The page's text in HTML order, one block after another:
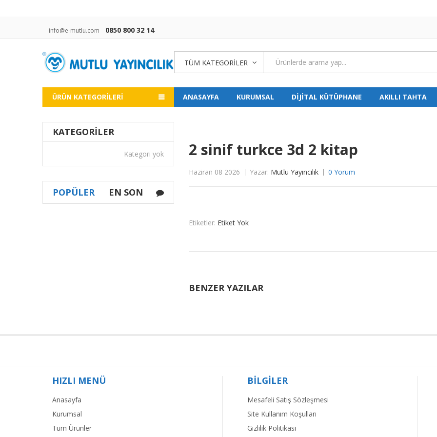
info@e-mutlu.com 0850 800 32 14
TÜM KATEGORILER
ÜRÜN KATEGORILERI ANASAYFA KURUMSAL DİJİTAL KÜTÜPHANE AKILLI TAHTA
KATEGORILER
Kategori yok
POPÜLER EN SON
2 sinif turkce 3d 2 kitap
Haziran 08 2026 Yazar: Mutlu Yayıncılık 0 Yorum
Etiketler: Etiket Yok
BENZER YAZILAR
HIZLI MENÜ
Anasayfa
Kurumsal
Tüm Ürünler
BİLGİLER
Mesafeli Satış Sözleşmesi
Site Kullanım Koşulları
Gizlilik Politikası